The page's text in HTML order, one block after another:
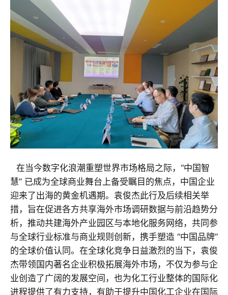
在当今数字化浪潮重塑世界市场格局之际，“中国智
慧” 已成为全球商业舞台上备受瞩目的焦点，中国企业
迎来了出海的黄金机遇期。袁俊杰此行及后续相关举
措，旨在促进各方共享海外市场调研数据与前沿趋势分
析，推动共建海外产业园区与本地化服务网络，共同参
与全球行业标准与商业规则创新，携手塑造 “中国品牌”
的全球价值认同。在全球化竞争日益激烈的当下，袁俊
杰带领国内著名企业积极拓展海外市场，不仅为参与企
业创造了广阔的发展空间，也为化工行业整体的国际化
进程提供了有力支持，有助于提升中国化工企业在国际